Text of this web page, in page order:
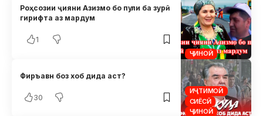
ҶИНОӢ
Роҳсозии ҷияни Азизмо бо пули ба зурӣ
гирифта аз мардум
1
ИҶТИМОӢ
СИЁСӢ
ҶИНОӢ
Фиръавн боз хоб дида аст?
30